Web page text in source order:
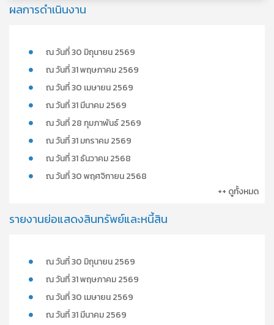
ผลการดำเนินงาน
ณ วันที่ 30 มิถุนายน 2569
ณ วันที่ 31 พฤษภาคม 2569
ณ วันที่ 30 เมษายน 2569
ณ วันที่ 31 มีนาคม 2569
ณ วันที่ 28 กุมภาพันธ์ 2569
ณ วันที่ 31 มกราคม 2569
ณ วันที่ 31 ธันวาคม 2568
ณ วันที่ 30 พฤศจิกายน 2568
++ ดูทั้งหมด
รายงานย่อแสดงสินทรัพย์และหนี้สิน
ณ วันที่ 30 มิถุนายน 2569
ณ วันที่ 31 พฤษภาคม 2569
ณ วันที่ 30 เมษายน 2569
ณ วันที่ 31 มีนาคม 2569